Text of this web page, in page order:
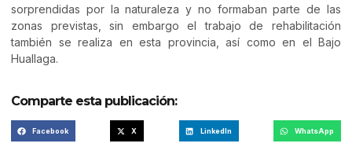
sorprendidas por la naturaleza y no formaban parte de las
zonas previstas, sin embargo el trabajo de rehabilitación
también se realiza en esta provincia, así como en el Bajo
Huallaga.
Comparte esta publicación:
Facebook X LinkedIn WhatsApp